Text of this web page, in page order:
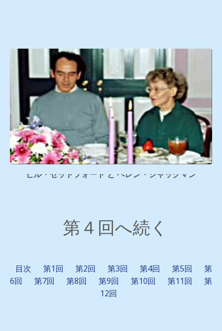
ビル・セットフォード と ヘレン・シャックマン
第４回へ続く
目次 第1回 第2回 第3回 第4回 第5回
第
6回
第7回 第8回 第9回 第10回 第11回
第
12回